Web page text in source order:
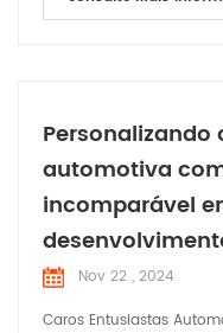
automotiva
incomparável
Nov 22 , 2024
Caros Entusiastas